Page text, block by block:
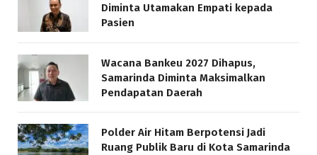
Diminta Utamakan Empati kepada
Pasien
Wacana Bankeu 2027 Dihapus,
Samarinda Diminta Maksimalkan
Pendapatan Daerah
Polder Air Hitam Berpotensi Jadi
Ruang Publik Baru di Kota Samarinda